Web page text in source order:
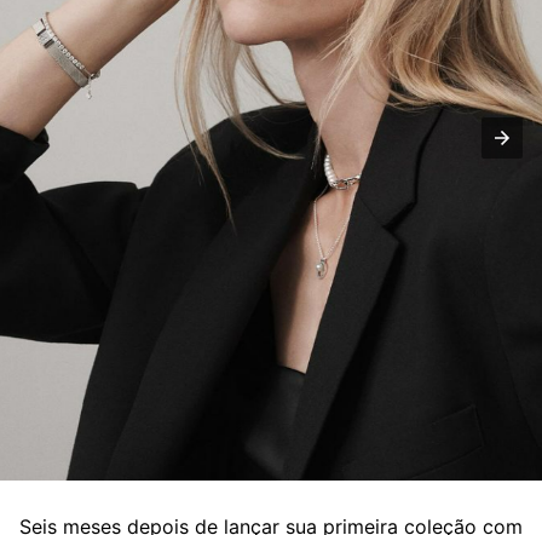
Seis meses depois de lançar sua primeira coleção com